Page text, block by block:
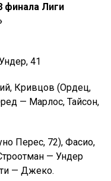
финала Лиги
41
Кривцов (Ордец,
— Марлос, Тайсон,
Перес, 72), Фасио,
— Ундер
— Джеко.